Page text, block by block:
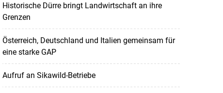
Historische Dürre bringt Landwirtschaft an ihre
Grenzen
Österreich, Deutschland und Italien gemeinsam für
eine starke GAP
Aufruf an Sikawild-Betriebe